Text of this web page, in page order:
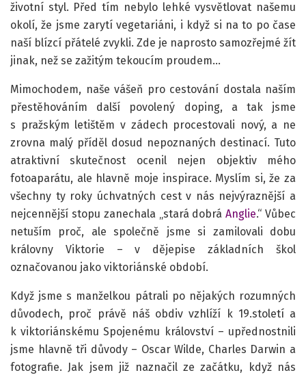
životní styl. Před tím nebylo lehké vysvětlovat našemu
okolí, že jsme zarytí vegetariáni, i když si na to po čase
naší blízcí přátelé zvykli. Zde je naprosto samozřejmé žít
jinak, než se zažitým tekoucím proudem…
Mimochodem, naše vášeň pro cestování dostala naším
přestěhováním další povolený doping, a tak jsme
s pražským letištěm v zádech procestovali nový, a ne
zrovna malý příděl dosud nepoznaných destinací. Tuto
atraktivní skutečnost ocenil nejen objektiv mého
fotoaparátu, ale hlavně moje inspirace. Myslím si, že za
všechny ty roky úchvatných cest v nás nejvýraznější a
nejcennější stopu zanechala „stará dobráAnglie.“ Vůbec
netuším proč, ale společně jsme si zamilovali dobu
královny Viktorie – v dějepise základních škol
označovanou jako viktoriánské období.
Když jsme s manželkou pátrali po nějakých rozumných
důvodech, proč právě náš obdiv vzhlíží k 19.století a
k viktoriánskému Spojenému království – upřednostnili
jsme hlavně tři důvody – Oscar Wilde, Charles Darwin a
fotografie. Jak jsem již naznačil ze začátku, když nás